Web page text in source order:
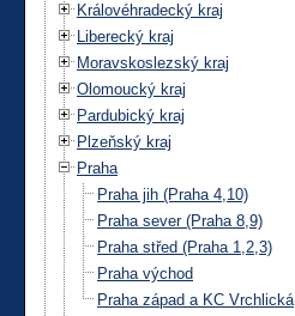
Královéhradecký kraj
Liberecký kraj
Moravskoslezský kraj
Olomoucký kraj
Pardubický kraj
Plzeňský kraj
Praha
Praha jih (Praha 4,10)
Praha sever (Praha 8,9)
Praha střed (Praha 1,2,3)
Praha východ
Praha západ a KC Vrchlická